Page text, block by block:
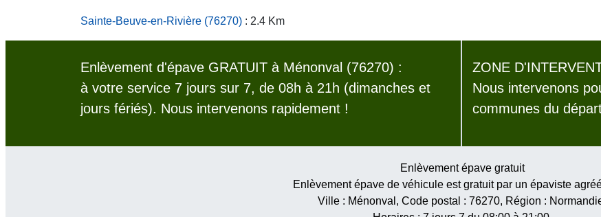
Sainte-Beuve-en-Rivière (76270) : 2.4 Km
Enlèvement d'épave GRATUIT à Ménonval (76270) :
à votre service 7 jours sur 7, de 08h à 21h (dimanches et
jours fériés). Nous intervenons rapidement !
ZONE
Nous intervenons
communes du
Enlèvement épave gratuit
Enlèvement épave de véhicule est gratuit par un épaviste
Ville : Ménonval , Code postal : 76270, Région :